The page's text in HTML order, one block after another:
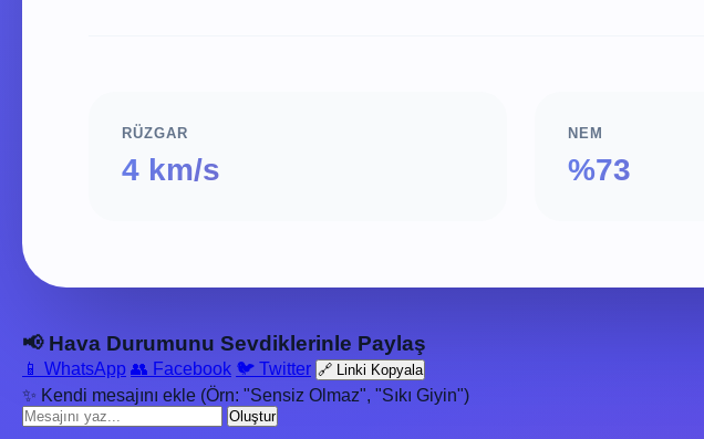
RÜZGAR
4 km/s
NEM
%73
📢 Hava Durumunu Sevdiklerinle Paylaş
📱 WhatsApp 👥 Facebook 🐦 Twitter 🔗 Linki Kopyala
✨ Kendi mesajını ekle (Örn: "Sensiz Olmaz", "Sıkı Giyin")
Oluştur